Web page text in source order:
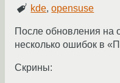
kde,opensuse
После обновления на
несколько ошибок в
Скрины: